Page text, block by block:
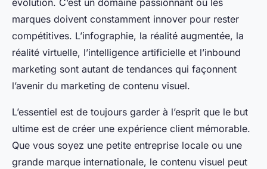
évolution. C’est un domaine passionnant où les
marques doivent constamment innover pour rester
compétitives. L’infographie, la réalité augmentée, la
réalité virtuelle, l’intelligence artificielle et l’inbound
marketing sont autant de tendances qui façonnent
l’avenir du marketing de contenu visuel.
L’essentiel est de toujours garder à l’esprit que le but
ultime est de créer une expérience client mémorable.
Que vous soyez une petite entreprise locale ou une
grande marque internationale, le contenu visuel peut